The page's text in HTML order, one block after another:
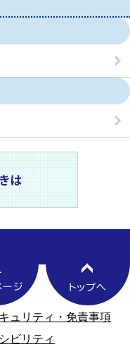
ュリティ・免責事項
ビリティ